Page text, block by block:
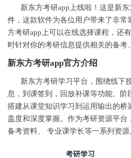
新东方考研app上线啦！这是新
件 ，这款软件为各位用户带来了非
方考研app上可以在线选择课程，还
时针对你的考研信息提供相关的备考
新东方考研app官方介绍
新东方考研学习平台，围绕线下
息，到课签到，回放补课等功能。阶
搭建从课堂知识学习到运用输出的桥
盖度和深度掌握。作为考研资源平台
备考资料、 专业课学长等一系列资源